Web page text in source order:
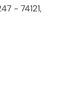
- 74121,